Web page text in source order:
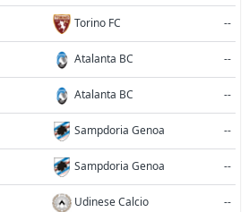
Torino FC --
Atalanta BC --
Atalanta BC --
Sampdoria Genoa --
Sampdoria Genoa --
Udinese Calcio --